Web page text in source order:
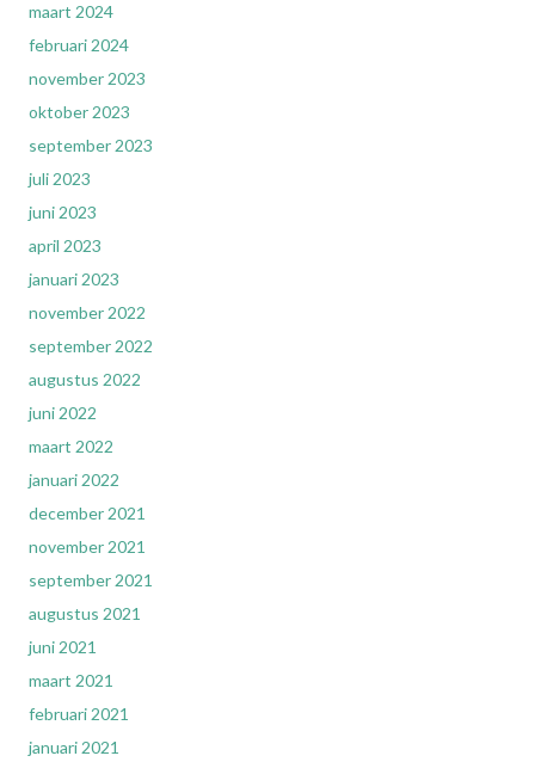
maart 2024
februari 2024
november 2023
oktober 2023
september 2023
juli 2023
juni 2023
april 2023
januari 2023
november 2022
september 2022
augustus 2022
juni 2022
maart 2022
januari 2022
december 2021
november 2021
september 2021
augustus 2021
juni 2021
maart 2021
februari 2021
januari 2021